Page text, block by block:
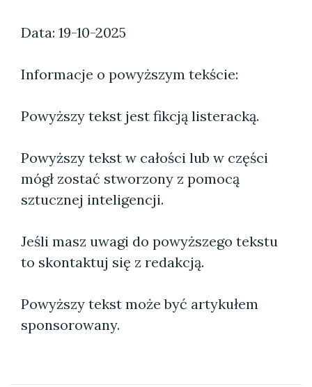
Data: 19-10-2025
Informacje o powyższym tekście:
Powyższy tekst jest fikcją listeracką.
Powyższy tekst w całości lub w części
mógł zostać stworzony z pomocą
sztucznej inteligencji.
Jeśli masz uwagi do powyższego tekstu
to skontaktuj się z redakcją.
Powyższy tekst może być artykułem
sponsorowany.